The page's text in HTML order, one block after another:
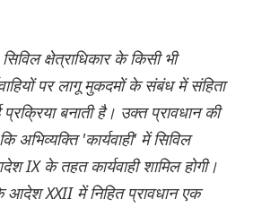
क्षेत्राधिकार के किसी भी
पर लागू मुकदमों के संबंध में संहिता
बनाती है। उक्त प्रावधान की
अभिव्यक्ति 'कार्यवाही' में सिविल
IX के तहत कार्यवाही शामिल होगी।
आदेश XXII में निहित प्रावधान एक